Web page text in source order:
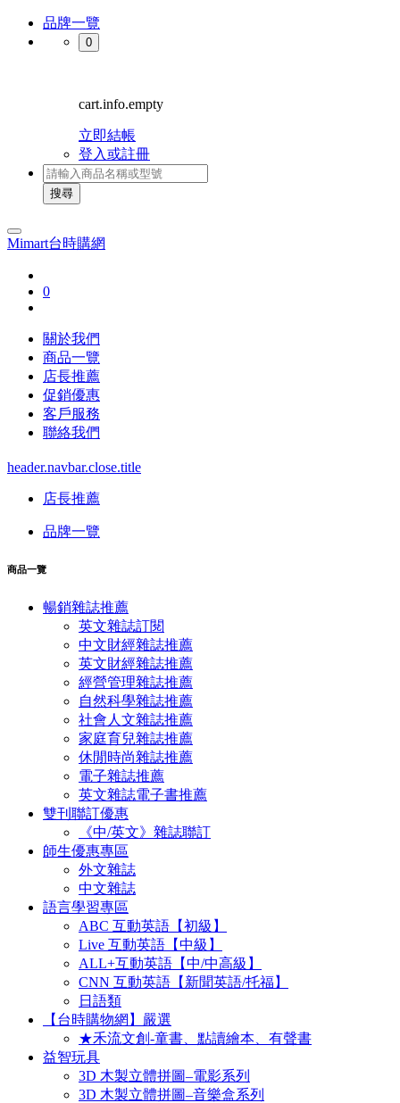
品牌一覽
0
cart.info.empty
立即結帳
登入或註冊
搜尋
Mimart台時購網
0
關於我們
商品一覽
店長推薦
促銷優惠
客戶服務
聯絡我們
header.navbar.close.title
店長推薦
品牌一覽
商品一覽
暢銷雜誌推薦
英文雜誌訂閱
中文財經雜誌推薦
英文財經雜誌推薦
經營管理雜誌推薦
自然科學雜誌推薦
社會人文雜誌推薦
家庭育兒雜誌推薦
休閒時尚雜誌推薦
電子雜誌推薦
英文雜誌電子書推薦
雙刊聯訂優惠
《中/英文》雜誌聯訂
師生優惠專區
外文雜誌
中文雜誌
語言學習專區
ABC 互動英語【初級】
Live 互動英語【中級】
ALL+互動英語【中/中高級】
CNN 互動英語【新聞英語/托福】
日語類
【台時購物網】嚴選
★禾流文創-童書、點讀繪本、有聲書
益智玩具
3D 木製立體拼圖–電影系列
3D 木製立體拼圖–音樂盒系列